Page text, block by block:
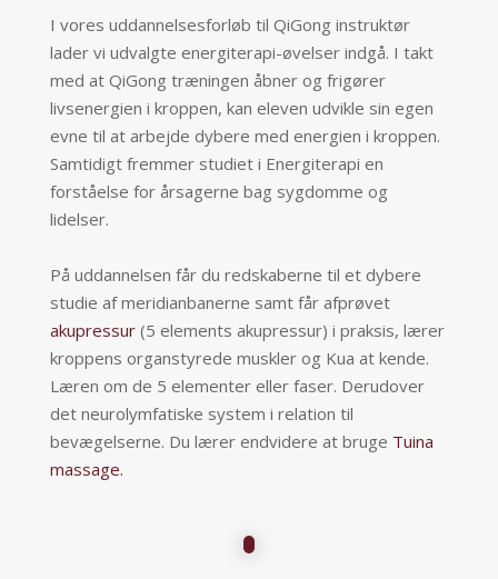
I vores uddannelsesforløb til QiGong instruktør
lader vi udvalgte energiterapi-øvelser indgå. I takt
med at QiGong træningen åbner og frigører
livsenergien i kroppen, kan eleven udvikle sin egen
evne til at arbejde dybere med energien i kroppen.
Samtidigt fremmer studiet i Energiterapi en
forståelse for årsagerne bag sygdomme og
lidelser.
På uddannelsen får du redskaberne til et dybere
studie af meridianbanerne samt får afprøvet
akupressur(5 elements akupressur) i praksis, lærer
kroppens organstyrede muskler og Kua at kende.
Læren om de 5 elementer eller faser. Derudover
det neurolymfatiske system i relation til
bevægelserne. Du lærer endvidere at bruge Tuina
massage.